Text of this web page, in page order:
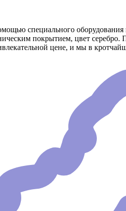
специального оборудования
покрытием, цвет серебро.
цене, и мы в